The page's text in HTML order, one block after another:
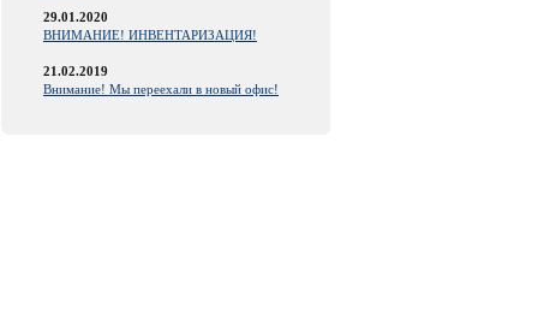
29.01.2020
ВНИМАНИЕ! ИНВЕНТАРИЗАЦИЯ!
21.02.2019
Внимание! Мы переехали в новый офис!